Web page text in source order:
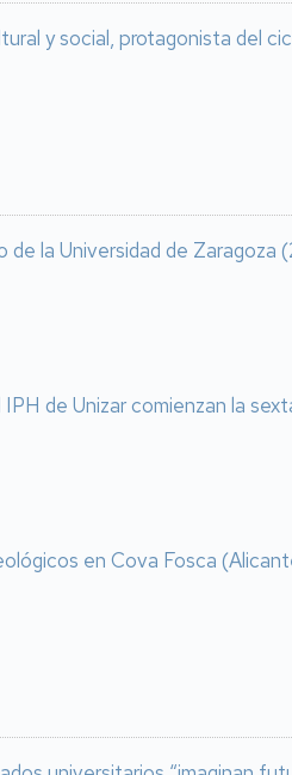
y social, protagonista del
de la Universidad de
de Unizar comienzan la
en Cova Fosca